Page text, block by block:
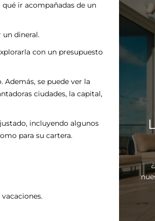
ir acompañadas de un
dineral.
con un presupuesto
se puede ver la
ciudades, la capital,
incluyendo algunos
para su cartera.